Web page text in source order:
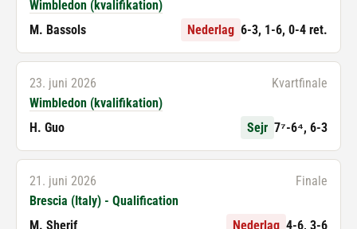
Wimbledon (kvalifikation)
M. Bassols
Nederlag 6-3, 1-6, 0-4 ret.
23. juni 2026
Kvartfinale
Wimbledon (kvalifikation)
H. Guo
Sejr 7⁷-6⁴, 6-3
21. juni 2026
Finale
Brescia (Italy) - Qualification
M. Sherif
Nederlag 4-6, 3-6